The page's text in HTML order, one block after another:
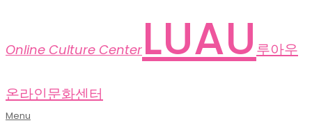
Online Culture Center LUAU 루아우
온라인문화센터
Primary
Menu